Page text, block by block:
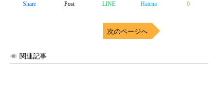
Share Post LINE Hatena 0
次のページへ
関連記事